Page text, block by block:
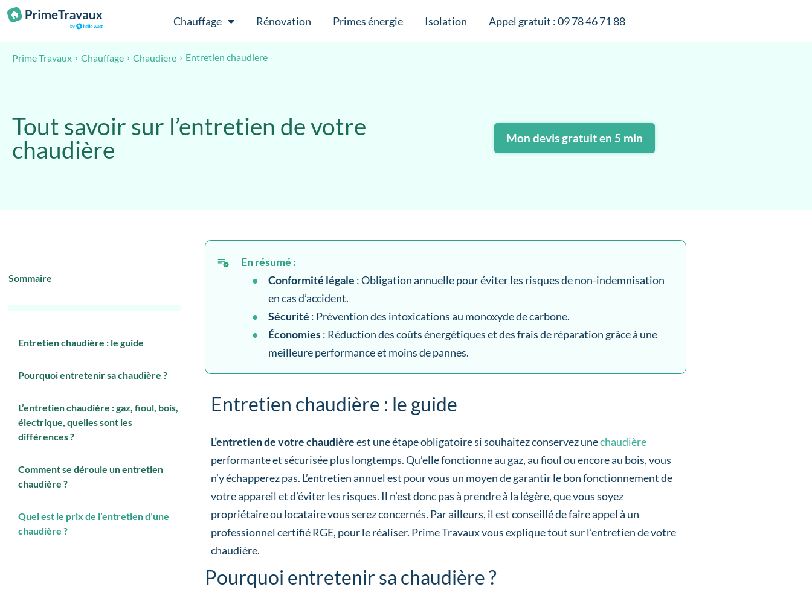
Passer au contenu Chauffage Rénovation Primes énergie Isolation Appel gratuit : 09 78 46 71 88
Prime Travaux Chauffage Chaudiere Entretien chaudiere
Tout savoir sur l’entretien de votre
chaudière
Mon devis gratuit en 5 min
Sommaire
Entretien chaudière : le guide
Pourquoi entretenir sa chaudière ?
L’entretien chaudière : gaz, fioul, bois,
électrique, quelles sont les
différences ?
Comment se déroule un entretien
chaudière ?
Quel est le prix de l’entretien d’une
chaudière ?
En résumé :
Conformité légale : Obligation annuelle pour éviter les risques de non-indemnisation
en cas d’accident.
Sécurité : Prévention des intoxications au monoxyde de carbone.
Économies: Réduction des coûts énergétiques et des frais de réparation grâce à une
meilleure performance et moins de pannes.
Entretien chaudière : le guide
L’entretien de votre chaudièreest une étape obligatoire si souhaitez conservez unechaudière
performante et sécurisée plus longtemps. Qu’elle fonctionne au gaz, au fioul ou encore au bois, vous
n’y échapperez pas. L’entretien annuel est pour vous un moyen de garantir le bon fonctionnement de
votre appareil et d’éviter les risques. Il n’est donc pas à prendre à la légère, que vous soyez
propriétaire ou locataire vous serez concernés. Par ailleurs, il est conseillé de faire appel à un
professionnel certifié RGE, pour le réaliser. Prime Travaux vous explique tout sur l’entretien de votre
chaudière.
Pourquoi entretenir sa chaudière ?